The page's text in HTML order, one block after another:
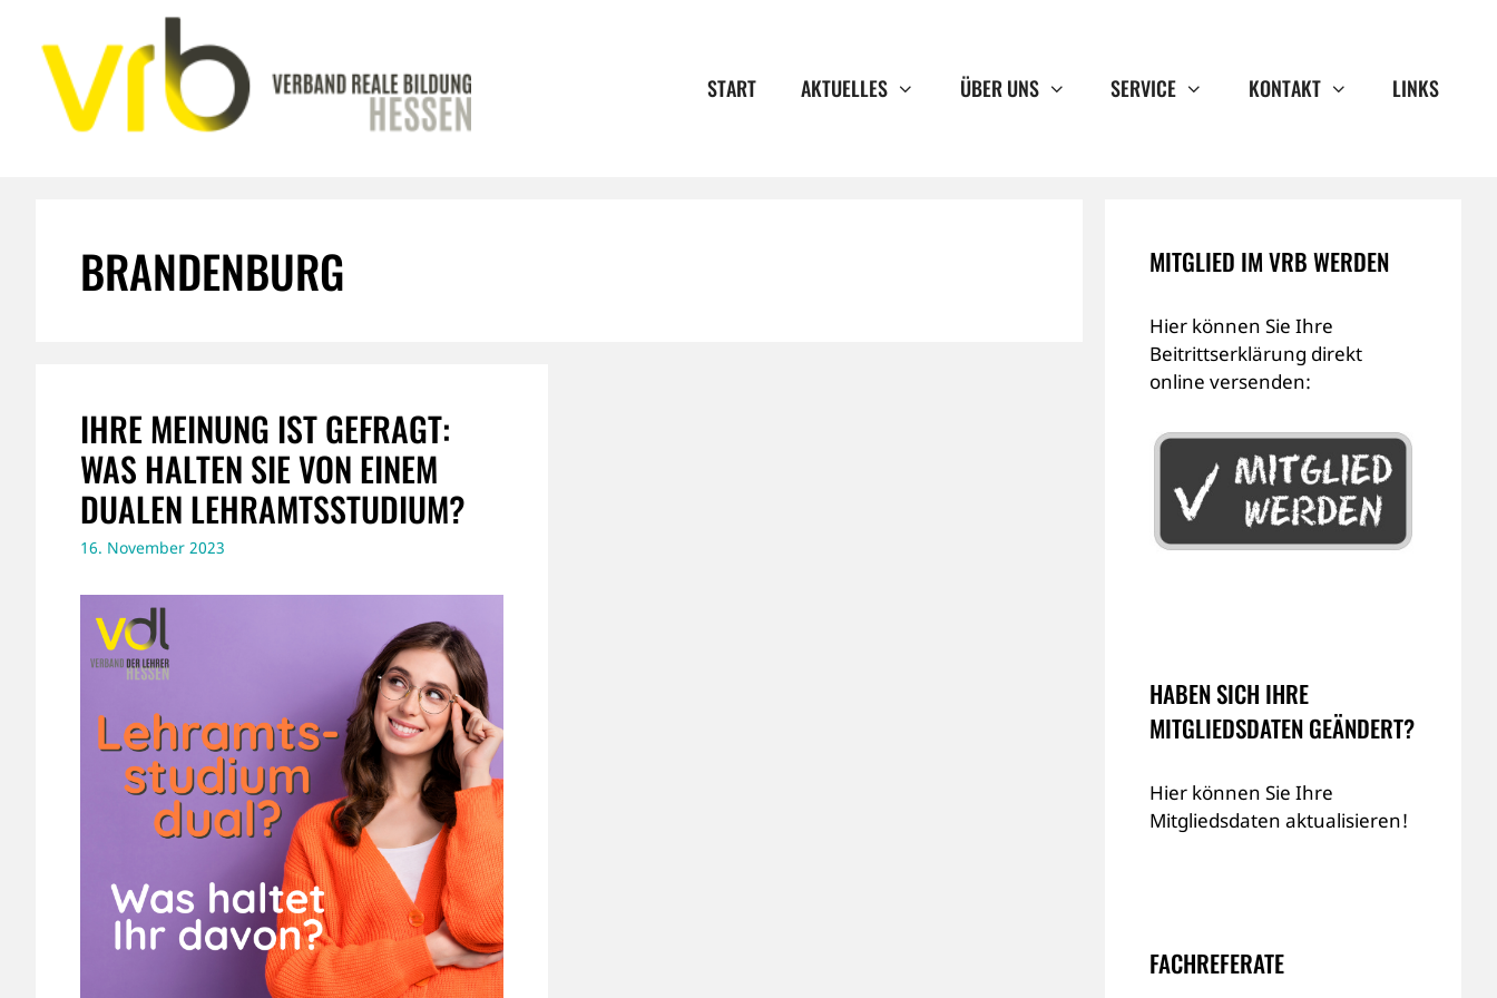
Inhalt
springen
START AKTUELLES ÜBER UNS SERVICE KONTAKT LINKS
BRANDENBURG
IHRE MEINUNG IST GEFRAGT:
WAS HALTEN SIE VON EINEM
DUALEN LEHRAMTSSTUDIUM?
16. November 2023
MITGLIED IM VRB WERDEN
Hier können Sie Ihre
Beitrittserklärung direkt
online versenden:
HABEN SICH IHRE
MITGLIEDSDATEN GEÄNDERT?
Hier können Sie Ihre
Mitgliedsdaten aktualisieren!
FACHREFERATE